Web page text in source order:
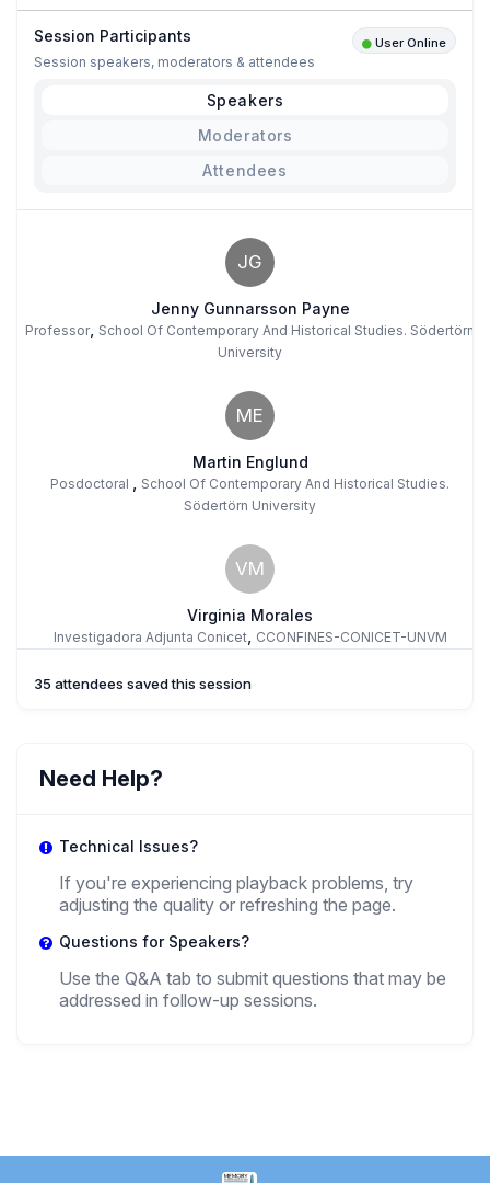
Session Participants User Online
Session speakers, moderators & attendees
Speakers
Moderators
Attendees
JG
Jenny Gunnarsson Payne
Professor, School Of Contemporary And Historical Studies. Södertörn
University
ME
Martin Englund
Posdoctoral , School Of Contemporary And Historical Studies.
Södertörn University
VM
Virginia Morales
Investigadora Adjunta Conicet, CCONFINES-CONICET-UNVM
Investigadora Independiente
35 attendees saved this session
Need Help?
Technical Issues?
If you're experiencing playback problems, try
adjusting the quality or refreshing the page.
Questions for Speakers?
Use the Q&A tab to submit questions that may be
addressed in follow-up sessions.